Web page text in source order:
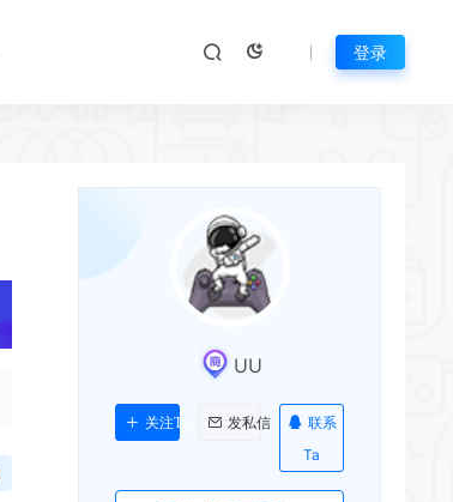
登录
UU
关注Ta 发私信
联系
Ta